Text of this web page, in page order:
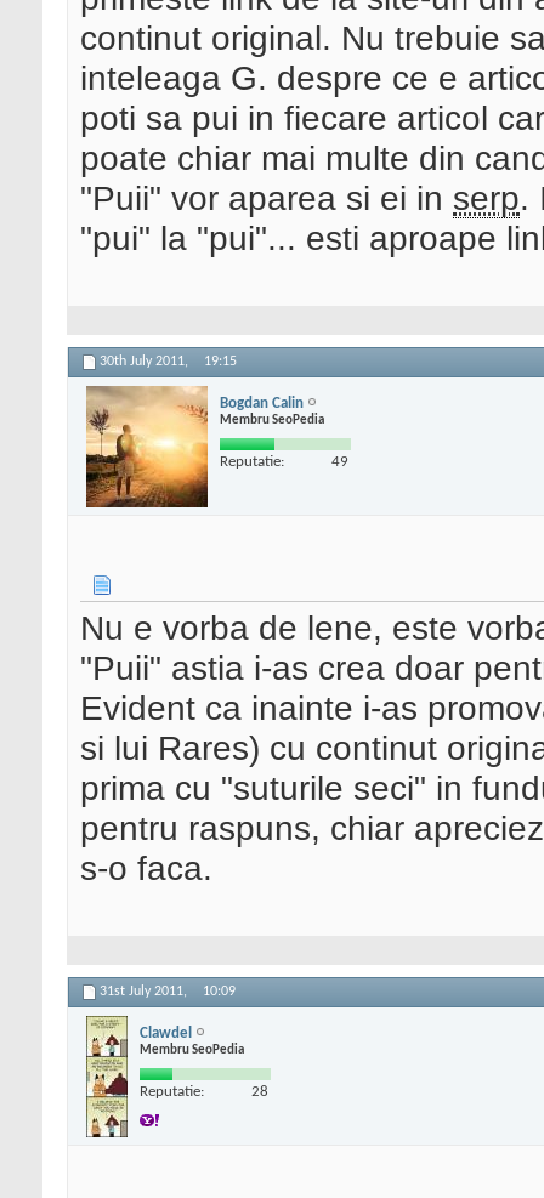
continut original. Nu trebuie
inteleaga G. despre ce e
poti sa pui in fiecare articol
poate chiar mai multe din
"Puii" vor aparea si ei in serp.
"pui" la "pui"... esti aproape
30th July 2011, 19:15
Bogdan Calin
Membru SeoPedia
Reputatie: 49
Nu e vorba de lene, este
"Puii" astia i-as crea doar
Evident ca inainte i-as
si lui Rares) cu continut
prima cu "suturile seci" in
pentru raspuns, chiar
s-o faca.
31st July 2011, 10:09
Clawdel
Membru SeoPedia
Reputatie: 28